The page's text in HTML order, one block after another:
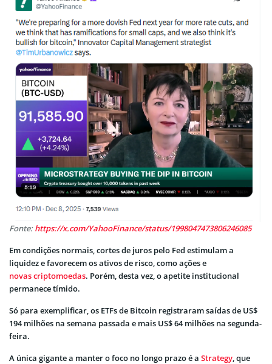
Fonte:https://x.com/YahooFinance/status/1998047473806246085
Em condições normais, cortes de juros pelo Fed estimulam a
liquidez e favorecem os ativos de risco, como ações e
novas criptomoedas. Porém, desta vez, o apetite institucional
permanece tímido.
Só para exemplificar, os ETFs de Bitcoin registraram saídas de US$
194 milhões na semana passada e mais US$ 64 milhões na segunda-
feira.
A única gigante a manter o foco no longo prazo é a Strategy, que